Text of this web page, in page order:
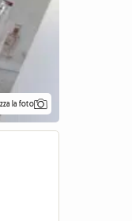
la foto